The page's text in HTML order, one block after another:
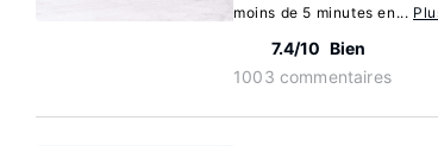
moins de 5 minutes en...
7.4/10 Bien
1003 commentaires